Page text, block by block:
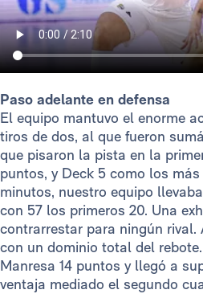
Paso adelante en defensa
El equipo mantuvo el enorme
tiros de dos, al que fueron
que pisaron la pista en la
puntos, y Deck 5 como los
minutos, nuestro equipo
con 57 los primeros 20. Una
contrarrestar para ningún rival.
con un dominio total del
Manresa 14 puntos y llegó a
ventaja mediado el segundo